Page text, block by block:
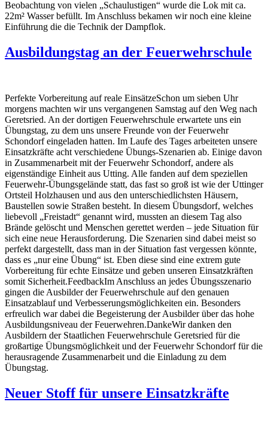
Beobachtung von vielen „Schaulustigen“ wurde die Lok mit ca.
22m² Wasser befüllt. Im Anschluss bekamen wir noch eine kleine
Einführung die die Technik der Dampflok.
Ausbildungstag an der Feuerwehrschule
Perfekte Vorbereitung auf reale EinsätzeSchon um sieben Uhr
morgens machten wir uns vergangenen Samstag auf den Weg nach
Geretsried. An der dortigen Feuerwehrschule erwartete uns ein
Übungstag, zu dem uns unsere Freunde von der Feuerwehr
Schondorf eingeladen hatten. Im Laufe des Tages arbeiteten unsere
Einsatzkräfte acht verschiedene Übungs-Szenarien ab. Einige davon
in Zusammenarbeit mit der Feuerwehr Schondorf, andere als
eigenständige Einheit aus Utting. Alle fanden auf dem speziellen
Feuerwehr-Übungsgelände statt, das fast so groß ist wie der Uttinger
Ortsteil Holzhausen und aus den unterschiedlichsten Häusern,
Baustellen sowie Straßen besteht. In diesem Übungsdorf, welches
liebevoll „Freistadt“ genannt wird, mussten an diesem Tag also
Brände gelöscht und Menschen gerettet werden – jede Situation für
sich eine neue Herausforderung. Die Szenarien sind dabei meist so
perfekt dargestellt, dass man in der Situation fast vergessen könnte,
dass es „nur eine Übung“ ist. Eben diese sind eine extrem gute
Vorbereitung für echte Einsätze und geben unseren Einsatzkräften
somit Sicherheit.FeedbackIm Anschluss an jedes Übungsszenario
gingen die Ausbilder der Feuerwehrschule auf den genauen
Einsatzablauf und Verbesserungsmöglichkeiten ein. Besonders
erfreulich war dabei die Begeisterung der Ausbilder über das hohe
Ausbildungsniveau der Feuerwehren.DankeWir danken den
Ausbildern der Staatlichen Feuerwehrschule Geretsried für die
großartige Übungsmöglichkeit und der Feuerwehr Schondorf für die
herausragende Zusammenarbeit und die Einladung zu dem
Übungstag.
Neuer Stoff für unsere Einsatzkräfte